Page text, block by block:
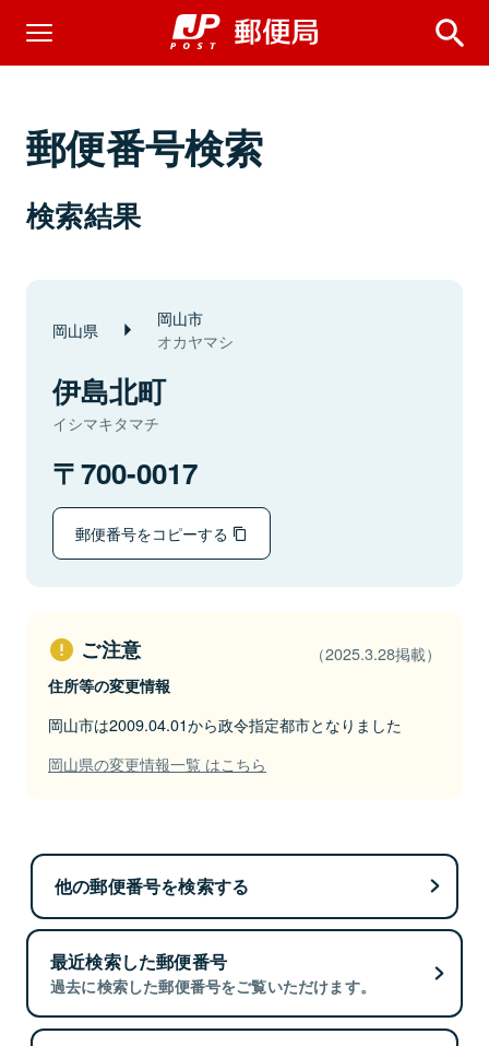
郵便番号検索
検索結果
岡山県 岡山市
オカヤマシ
伊島北町
イシマキタマチ
700-0017
郵便番号をコピーする
ご注意 （2025.3.28掲載）
住所等の変更情報
岡山市は2009.04.01から政令指定都市となりました
岡山県の変更情報一覧 はこちら
他の郵便番号を検索する
最近検索した郵便番号
過去に検索した郵便番号をご覧いただけます。